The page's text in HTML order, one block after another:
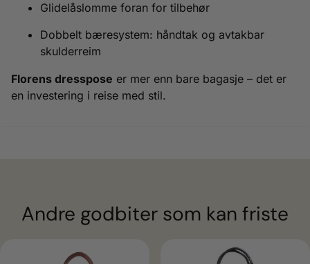
Glidelåslomme foran for tilbehør
Dobbelt bæresystem: håndtak og avtakbar
skulderreim
Florens dresspose er mer enn bare bagasje – det er
en investering i reise med stil.
Andre godbiter som kan friste